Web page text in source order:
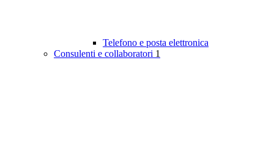
Telefono e posta elettronica
Consulenti e collaboratori 1